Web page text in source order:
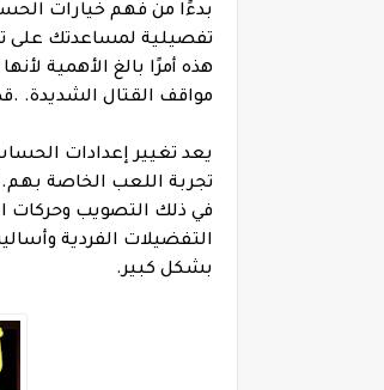
بدءًا من فهم خيارات
هذه أمرًا بالغ الأهمية
مواقف القتال الشديدة. .
تجربة اللعب الخاصة
في ذلك التصويب
التفضيلات الفردية
بشكل كبير.